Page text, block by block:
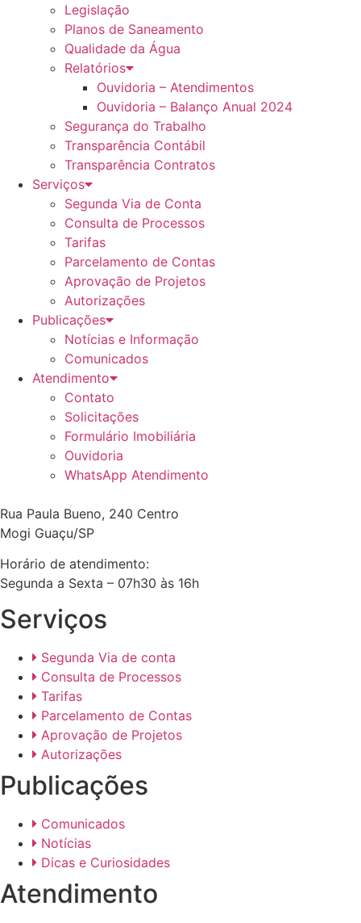
Legislação
Planos de Saneamento
Qualidade da Água
Relatórios
Ouvidoria – Atendimentos
Ouvidoria – Balanço Anual 2024
Segurança do Trabalho
Transparência Contábil
Transparência Contratos
Serviços
Segunda Via de Conta
Consulta de Processos
Tarifas
Parcelamento de Contas
Aprovação de Projetos
Autorizações
Publicações
Notícias e Informação
Comunicados
Atendimento
Contato
Solicitações
Formulário Imobiliária
Ouvidoria
WhatsApp Atendimento
Rua Paula Bueno, 240 Centro
Mogi Guaçu/SP
Horário de atendimento:
Segunda a Sexta – 07h30 às 16h
Serviços
Segunda Via de conta
Consulta de Processos
Tarifas
Parcelamento de Contas
Aprovação de Projetos
Autorizações
Publicações
Comunicados
Notícias
Dicas e Curiosidades
Atendimento